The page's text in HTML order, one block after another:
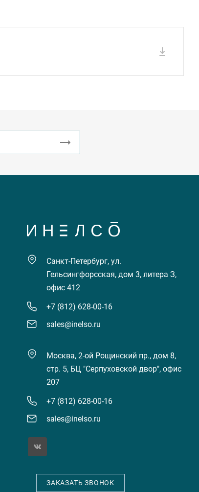
Санкт-Петербург, ул.
Гельсингфорсская, дом 3, литера З,
офис 412
+7 (812) 628-00-16
sales@inelso.ru
Москва, 2-ой Рощинский пр., дом 8,
стр. 5, БЦ "Серпуховской двор", офис
207
+7 (812) 628-00-16
sales@inelso.ru
ЗАКАЗАТЬ ЗВОНОК